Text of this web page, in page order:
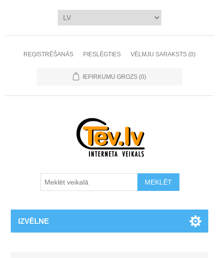
REĢISTRĒŠANĀS PIESLĒGTIES VĒLMJU SARAKSTS (0)
IEPIRKUMU GROZS (0)
MEKLĒT
IZVĒLNE